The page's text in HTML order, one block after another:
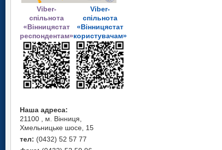
Viber-
спільнота
«Вінницястат
респондентам»
Viber-
спільнота
«Вінницястат
користувачам»
Наша адреса:
21100 , м. Вінниця,
Хмельницьке шосе, 15
тел: (0432) 52 57 77